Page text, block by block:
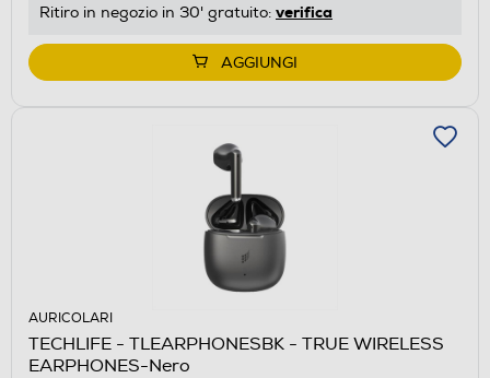
Ritiro in negozio in 30' gratuito: verifica
AGGIUNGI
AURICOLARI
TECHLIFE - TLEARPHONESBK - TRUE WIRELESS
EARPHONES-Nero